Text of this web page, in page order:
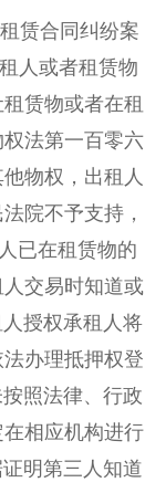
赁合同纠纷案
人或者租赁物
赁物或者在租
法第一百零六
物权，出租人
院不予支持，
已在租赁物的
交易时知道或
授权承租人将
办理抵押权登
照法律、行政
相应机构进行
明第三人知道